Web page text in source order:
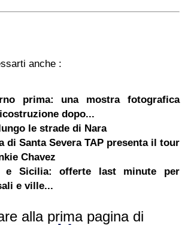
anche :
prima: una mostra fotografica
dopo...
le strade di Nara
di Santa Severa TAP presenta il tour
Chavez
e Sicilia: offerte last minute per
e ville...
alla prima pagina di